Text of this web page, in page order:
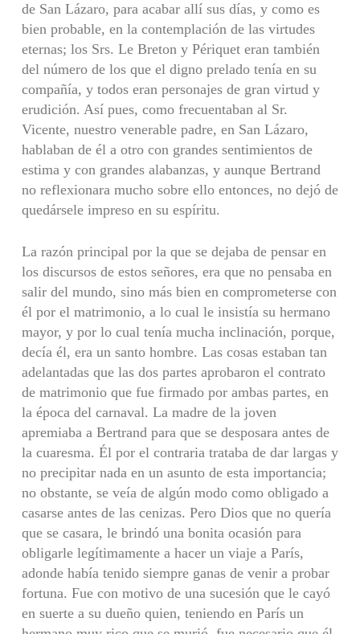
de San Lázaro, para acabar allí sus días, y como es
bien probable, en la contemplación de las virtudes
eternas; los Srs. Le Breton y Périquet eran también
del número de los que el digno prelado tenía en su
compañía, y todos eran personajes de gran virtud y
erudición. Así pues, como frecuentaban al Sr.
Vicente, nuestro venerable padre, en San Lázaro,
hablaban de él a otro con grandes sentimientos de
estima y con grandes alabanzas, y aunque Bertrand
no reflexionara mucho sobre ello entonces, no dejó de
quedársele impreso en su espíritu.
La razón principal por la que se dejaba de pensar en
los discursos de estos señores, era que no pensaba en
salir del mundo, sino más bien en comprometerse con
él por el matrimonio, a lo cual le insistía su hermano
mayor, y por lo cual tenía mucha inclinación, porque,
decía él, era un santo hombre. Las cosas estaban tan
adelantadas que las dos partes aprobaron el contrato
de matrimonio que fue firmado por ambas partes, en
la época del carnaval. La madre de la joven
apremiaba a Bertrand para que se desposara antes de
la cuaresma. Él por el contraria trataba de dar largas y
no precipitar nada en un asunto de esta importancia;
no obstante, se veía de algún modo como obligado a
casarse antes de las cenizas. Pero Dios que no quería
que se casara, le brindó una bonita ocasión para
obligarle legítimamente a hacer un viaje a París,
adonde había tenido siempre ganas de venir a probar
fortuna. Fue con motivo de una sucesión que le cayó
en suerte a su dueño quien, teniendo en París un